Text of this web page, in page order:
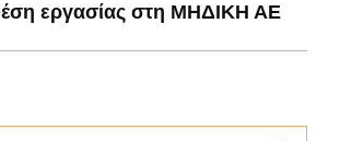
εργασίας στη ΜΗΔΙΚΗ ΑΕ